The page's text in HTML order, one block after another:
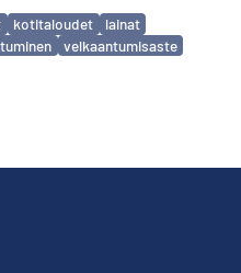
kotitaloudet
lainat
velkaantumisaste